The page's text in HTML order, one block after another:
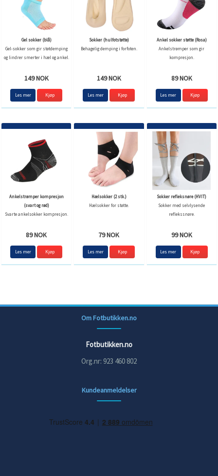
Gel sokker (blå)
Gel-sokker som gir støtdemping
og lindrer smerter i hæl og ankel.
149 NOK
Les mer
Sokker (hulfotstøtte)
Behagelig demping i forfoten.
149 NOK
Les mer
Ankel sokker støtte (Rosa)
Ankelstrømper som gir
kompresjon.
89 NOK
Les mer Kjøp
Ankelstrømper kompresjon
(svart og rød)
Svarte ankelsokker kompresjon.
89 NOK
Les mer Kjøp
Hælsokker (2 stk.)
Hælsokker for støtte.
79 NOK
Les mer
Sokker refleksnøre (HVIT)
Sokker med selvlysende
reflekssnøre.
99 NOK
Les mer
Om Fotbutikken.no
Fotbutikken.no
Org.nr: 923 460 802
Kundeanmeldelser